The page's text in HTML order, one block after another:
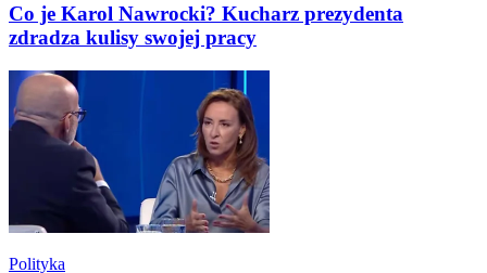
Co je Karol Nawrocki? Kucharz prezydenta
zdradza kulisy swojej pracy
Polityka